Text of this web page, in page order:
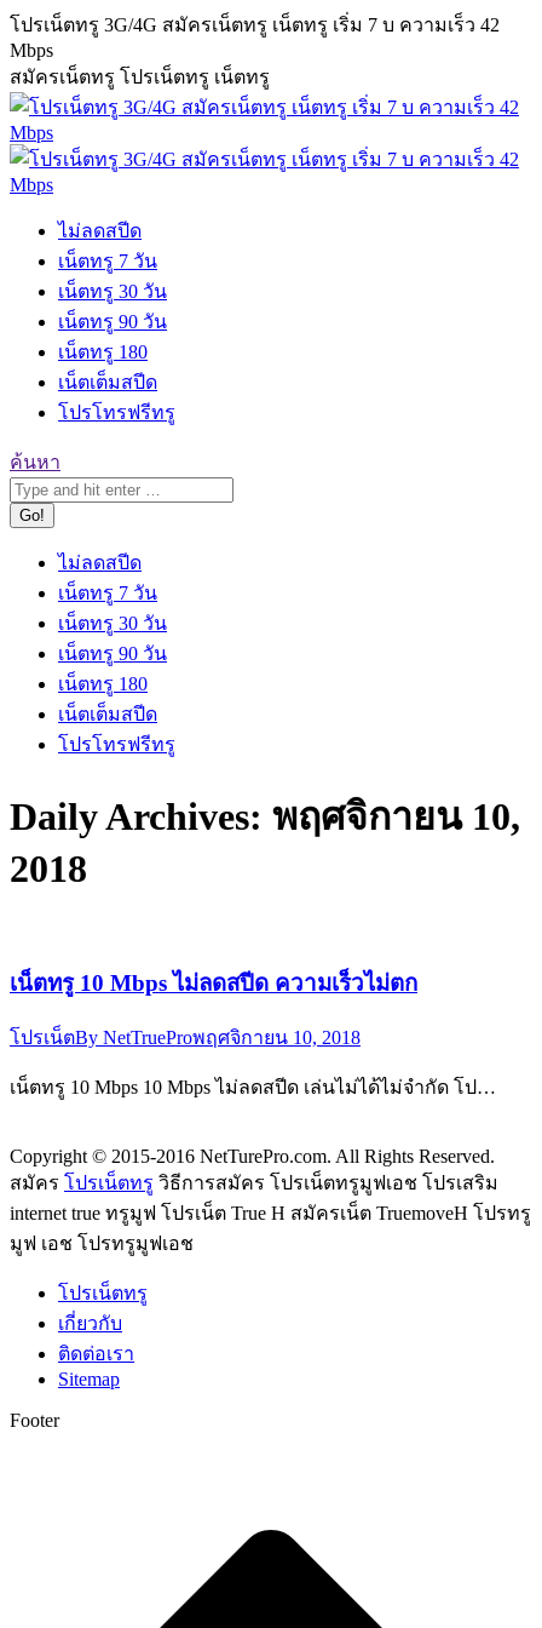
Skip
to
content
โปรเน็ตทรู 3G/4G สมัครเน็ตทรู เน็ตทรู เริ่ม 7 บ ความเร็ว 42
Mbps
สมัครเน็ตทรู โปรเน็ตทรู เน็ตทรู
ไม่ลดสปีด
เน็ตทรู 7 วัน
เน็ตทรู 30 วัน
เน็ตทรู 90 วัน
เน็ตทรู 180
เน็ตเต็มสปีด
โปรโทรฟรีทรู
Search:
ค้นหา
ไม่ลดสปีด
เน็ตทรู 7 วัน
เน็ตทรู 30 วัน
เน็ตทรู 90 วัน
เน็ตทรู 180
เน็ตเต็มสปีด
โปรโทรฟรีทรู
Daily Archives: พฤศจิกายน 10,
2018
เน็ตทรู 10 Mbps ไม่ลดสปีด ความเร็วไม่ตก
โปรเน็ตBy NetTrueProพฤศจิกายน 10, 2018
เน็ตทรู 10 Mbps 10 Mbps ไม่ลดสปีด เล่นไม่ได้ไม่จำกัด โป…
Copyright © 2015-2016 NetTurePro.com. All Rights Reserved.
สมัคร โปรเน็ตทรู วิธีการสมัคร โปรเน็ตทรูมูฟเอช โปรเสริม
internet true ทรูมูฟ โปรเน็ต True H สมัครเน็ต TruemoveH โปรทรู
มูฟ เอช โปรทรูมูฟเอช
โปรเน็ตทรู
เกี่ยวกับ
ติดต่อเรา
Sitemap
Footer